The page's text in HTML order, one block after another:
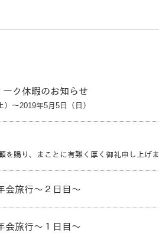
ーク休暇のお知らせ
～2019年5月5日（日）
を賜り、まことに有難く厚く御礼申し上げま
会旅行～２日目～
会旅行～１日目～